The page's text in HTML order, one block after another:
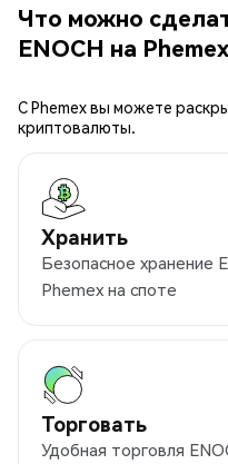
Что можно
ENOCH на
С Phemex вы можете
криптовалюты.
Хранить
Безопасное хранение
Phemex на споте
Торговать
Удобная торговля